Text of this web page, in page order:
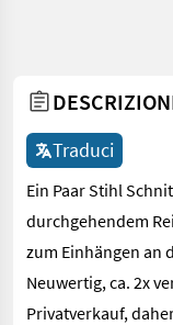
Traduci
Ein Paar Stihl
durchgehendem
zum Einhängen an
Neuwertig, ca. 2x
Privatverkauf,